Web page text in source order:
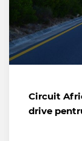
Circuit
drive